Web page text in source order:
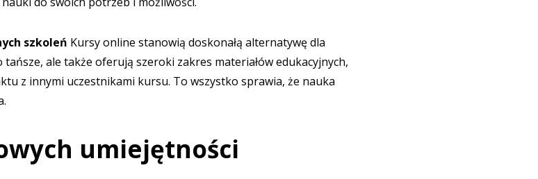
szkoleń Kursy online stanowią doskonałą alternatywę dla
ale także oferują szeroki zakres materiałów edukacyjnych,
z innymi uczestnikami kursu. To wszystko sprawia, że nauka
umiejętności